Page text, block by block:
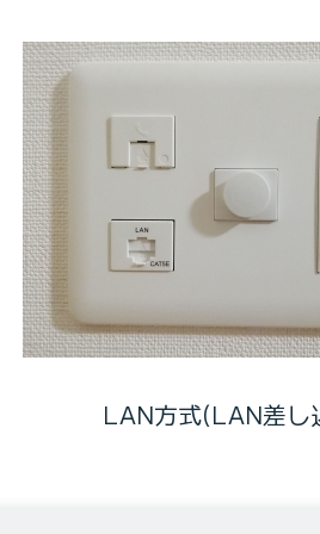
LAN方式(LAN差し